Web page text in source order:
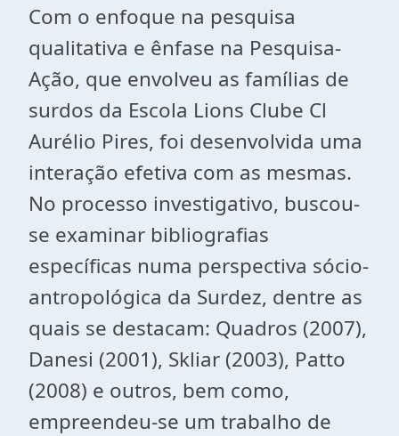
Com o enfoque na pesquisa
qualitativa e ênfase na Pesquisa-
Ação, que envolveu as famílias de
surdos da Escola Lions Clube Cl
Aurélio Pires, foi desenvolvida uma
interação efetiva com as mesmas.
No processo investigativo, buscou-
se examinar bibliografias
específicas numa perspectiva sócio-
antropológica da Surdez, dentre as
quais se destacam: Quadros (2007),
Danesi (2001), Skliar (2003), Patto
(2008) e outros, bem como,
empreendeu-se um trabalho de